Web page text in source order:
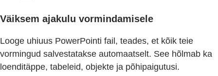
Väiksem ajakulu vormindamisele
Looge uhiuus PowerPointi fail, teades, et kõik teie
vormingud salvestatakse automaatselt. See hõlmab ka
loenditäppe, tabeleid, objekte ja põhipaigutusi.